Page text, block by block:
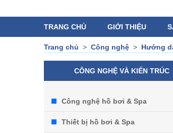
TRANG CHỦ GIỚI THIỆU
Trang chủ > Công nghệ > Hướng
CÔNG NGHỆ VÀ KIẾN TRÚC
Công nghệ hồ bơi & Spa
Thiết bị hồ bơi & Spa